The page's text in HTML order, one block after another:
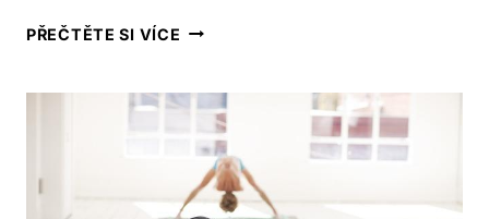
PŘEČTĚTE SI VÍCE ROVNOVÁŽNÉ
JÓZE:
KROKŮ
DOKONALÉMU